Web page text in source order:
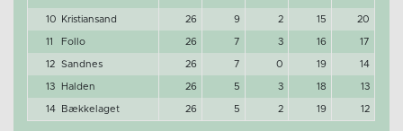
10 Kristiansand 26 9 2 15 20
11 Follo 26 7 3 16 17
12 Sandnes 26 7 0 19 14
13 Halden 26 5 3 18 13
14 Bækkelaget 26 5 2 19 12